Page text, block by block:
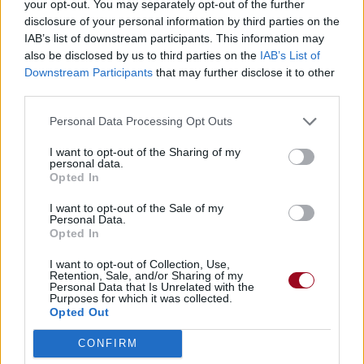
your opt-out. You may separately opt-out of the further
disclosure of your personal information by third parties on the
IAB’s list of downstream participants. This information may
also be disclosed by us to third parties on the IAB’s List of
Downstream Participants that may further disclose it to other
Personal Data Processing Opt Outs
I want to opt-out of the Sharing of my
personal data.
Opted In
I want to opt-out of the Sale of my
Personal Data.
Opted In
I want to opt-out of Collection, Use,
Retention, Sale, and/or Sharing of my
Personal Data that Is Unrelated with the
Purposes for which it was collected.
Opted Out
CONFIRM